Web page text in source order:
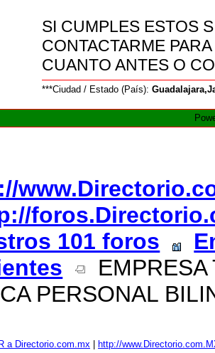
SI CUMPLES ESTOS
CONTACTARME
CUANTO ANTES O
***Ciudad / Estado (País):
101 foros
PERSONAL
a Directorio.com.mx http://